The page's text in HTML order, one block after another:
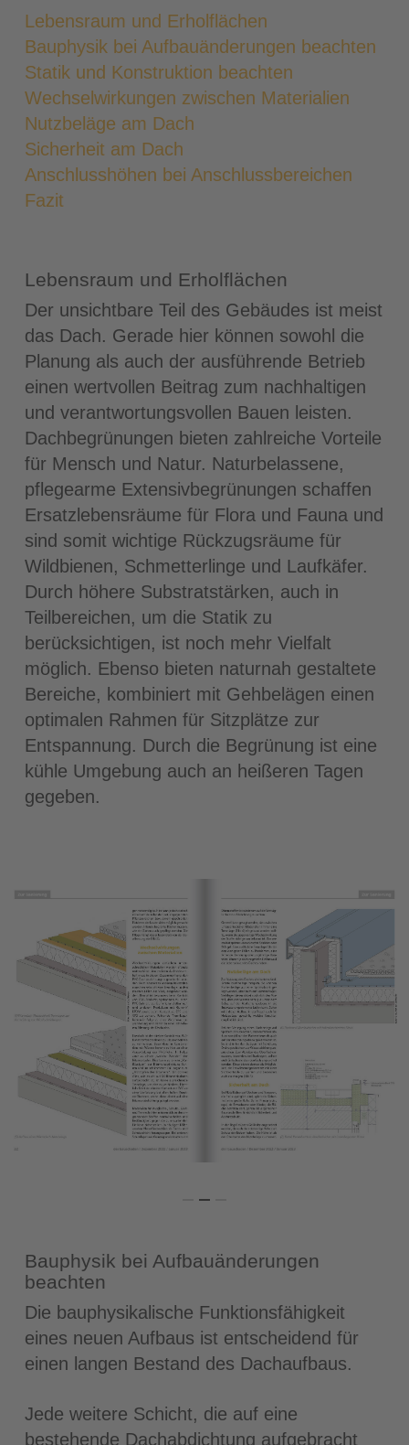
Lebensraum und Erholflächen
Bauphysik bei Aufbauänderungen beachten
Statik und Konstruktion beachten
Wechselwirkungen zwischen Materialien
Nutzbeläge am Dach
Sicherheit am Dach
Anschlusshöhen bei Anschlussbereichen
Fazit
Lebensraum und Erholflächen
Der unsichtbare Teil des Gebäudes ist meist
das Dach. Gerade hier können sowohl die
Planung als auch der ausführende Betrieb
einen wertvollen Beitrag zum nachhaltigen
und verantwortungsvollen Bauen leisten.
Dachbegrünungen bieten zahlreiche Vorteile
für Mensch und Natur. Naturbelassene,
pflegearme Extensivbegrünungen schaffen
Ersatzlebensräume für Flora und Fauna und
sind somit wichtige Rückzugsräume für
Wildbienen, Schmetterlinge und Laufkäfer.
Durch höhere Substratstärken, auch in
Teilbereichen, um die Statik zu
berücksichtigen, ist noch mehr Vielfalt
möglich. Ebenso bieten naturnah gestaltete
Bereiche, kombiniert mit Gehbelägen einen
optimalen Rahmen für Sitzplätze zur
Entspannung. Durch die Begrünung ist eine
kühle Umgebung auch an heißeren Tagen
gegeben.
Bauphysik bei Aufbauänderungen
beachten
Die bauphysikalische Funktionsfähigkeit
eines neuen Aufbaus ist entscheidend für
einen langen Bestand des Dachaufbaus.
Jede weitere Schicht, die auf eine
bestehende Dachabdichtung aufgebracht